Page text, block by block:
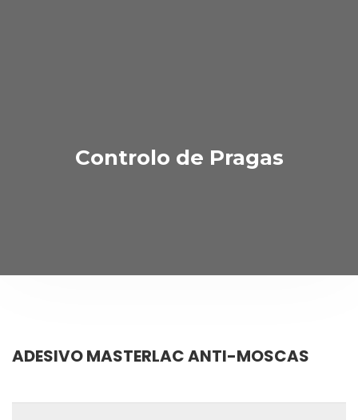
Controlo de Pragas
ADESIVO MASTERLAC ANTI-MOSCAS